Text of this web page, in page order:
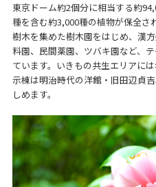
東京ドーム約2個分に相当する約
種を含む約3,000種の植物が保全さ
樹木を集めた樹木園をはじめ、漢
料園、民間薬園、ツバキ園など、
ています。いきもの共生エリアに
示棟は明治時代の洋館・旧田辺貞
しめます。